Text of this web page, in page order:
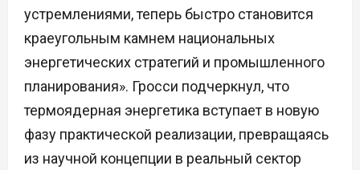
устремлениями, теперь быстро становится
краеугольным камнем национальных
энергетических стратегий и промышленного
планирования». Гросси подчеркнул, что
термоядерная энергетика вступает в новую
фазу практической реализации, превращаясь
из научной концепции в реальный сектор